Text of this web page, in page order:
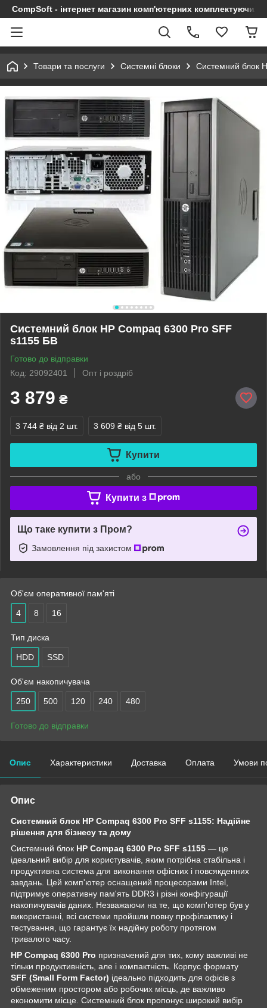
CompSoft - інтернет магазин комп'ютерних комплектуючих
Товари та послуги Системні блоки Системний блок
Системний блок HP Compaq 6300 Pro SFF
s1155 БВ
Готово до відправки
Код: 29092401
Опт і роздріб
3 879 ₴
3 744 ₴ від 2 шт. 3 609 ₴ від 5 шт.
Купити
або
Купити з
Що таке купити з Пром?
Замовлення під захистом
Об'єм оперативної пам'яті
4 8 16
Тип диска
HDD SSD
Об'єм накопичувача
250 500 120 240 480
Готово до відправки
Опис Характеристики Доставка Оплата Умови
Опис
Системний блок HP Compaq 6300 Pro SFF s1155: Надійне
рішення для бізнесу та дому
Системний блок HP Compaq 6300 Pro SFF s1155 — це
ідеальний вибір для користувачів, яким потрібна стабільна і
продуктивна система для виконання офісних і повсякденних
завдань. Цей комп'ютер оснащений процесорами Intel,
підтримує оперативну пам'ять DDR3 і різні конфігурації
накопичувачів даних. Незважаючи на те, що комп'ютер був у
використанні, всі системи пройшли повну профілактику і
тестування, що гарантує їх надійну роботу протягом
тривалого часу.
HP Compaq 6300 Pro призначений для тих, кому важливі не
тільки продуктивність, але і компактність. Корпус формату
SFF (Small Form Factor) ідеально підходить для офісів з
обмеженим простором або робочих місць, де важливо
економити місце. Системний блок пропонує широкий вибір